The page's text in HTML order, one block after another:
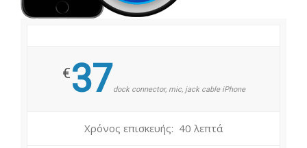
€37dock connector, mic, jack cable iPhone
Χρόνος επισκευής: 40 λεπτά